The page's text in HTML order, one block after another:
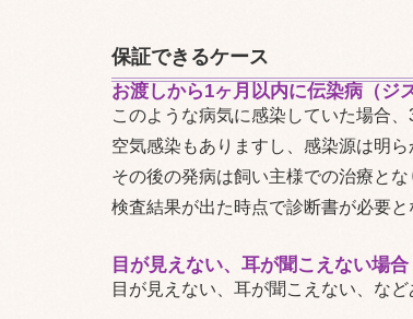
保証できるケース
お渡しから1ヶ月以内に伝染病（ジ
このような病気に感染していた場合
空気感染もありますし、感染源は明
その後の発病は飼い主様での治療と
検査結果が出た時点で診断書が必要
目が見えない、耳が聞こえない場合
目が見えない、耳が聞こえない、な